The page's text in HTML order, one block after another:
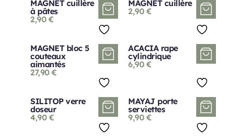
MAGNET cuillère
à pâtes
2,90 €
MAGNET cuillère
2,90 €
MAGNET bloc 5
couteaux
aimantés
27,90 €
ACACIA rape
cylindrique
6,90 €
SILITOP verre
doseur
4,90 €
MAYAJ porte
serviettes
9,90 €